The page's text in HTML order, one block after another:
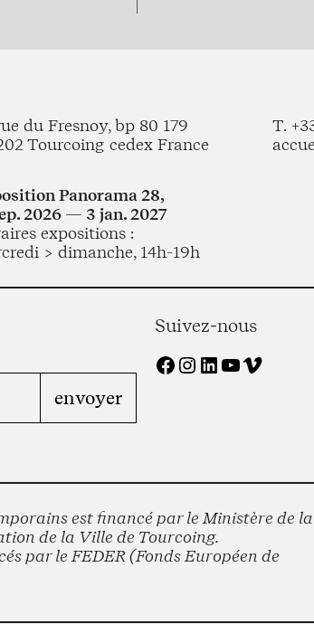
du Fresnoy, bp 80 179
Tourcoing cedex France
T.
Panorama 28,
2026 — 3 jan. 2027
expositions :
> dimanche, 14h-19h
Suivez-nous
Facebook Instagram LinkedIn YouTube Vimeo
est financé par le Ministère de
de la Ville de Tourcoing.
par le FEDER (Fonds Européen de